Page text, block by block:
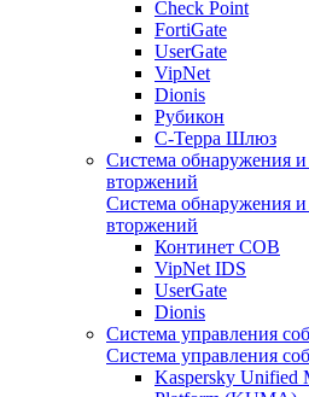
Check Point
FortiGate
UserGate
VipNet
Dionis
Рубикон
С-Терра Шлюз
Система обнаружения
вторжений
Система обнаружения
вторжений
Континет СОВ
VipNet IDS
UserGate
Dionis
Система управления
Система управления
Kaspersky Unified